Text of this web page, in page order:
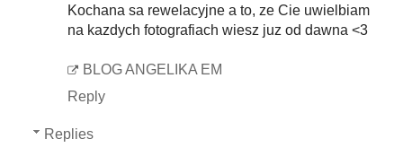
Kochana sa rewelacyjne a to, ze Cie uwielbiam
na kazdych fotografiach wiesz juz od dawna <3
BLOG ANGELIKA EM
Reply
Replies